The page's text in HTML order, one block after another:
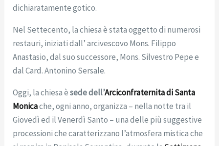
dichiaratamente gotico.
Nel Settecento, la chiesa è stata oggetto di numerosi
restauri, iniziati dall’ arcivescovo Mons. Filippo
Anastasio, dal suo successore, Mons. Silvestro Pepe e
dal Card. Antonino Sersale.
Oggi, la chiesa èsede dell’Arciconfraternita di Santa
Monicache, ogni anno, organizza – nella notte tra il
Giovedì ed il Venerdì Santo – una delle più suggestive
processioni che caratterizzano l’atmosfera mistica che